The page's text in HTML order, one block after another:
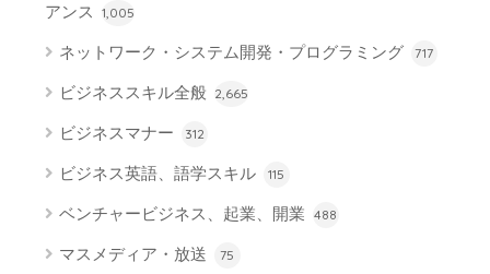
アンス 1,005
ネットワーク・システム開発・プログラミング 717
ビジネススキル全般 2,665
ビジネスマナー 312
ビジネス英語、語学スキル 115
ベンチャービジネス、起業、開業 488
マスメディア・放送 75